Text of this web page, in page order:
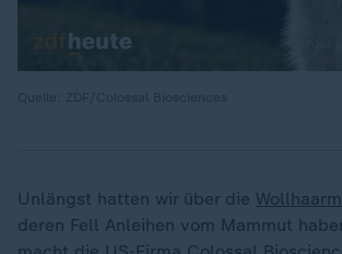
Unlängst hatten wir über die
deren Fell Anleihen vom Mammut